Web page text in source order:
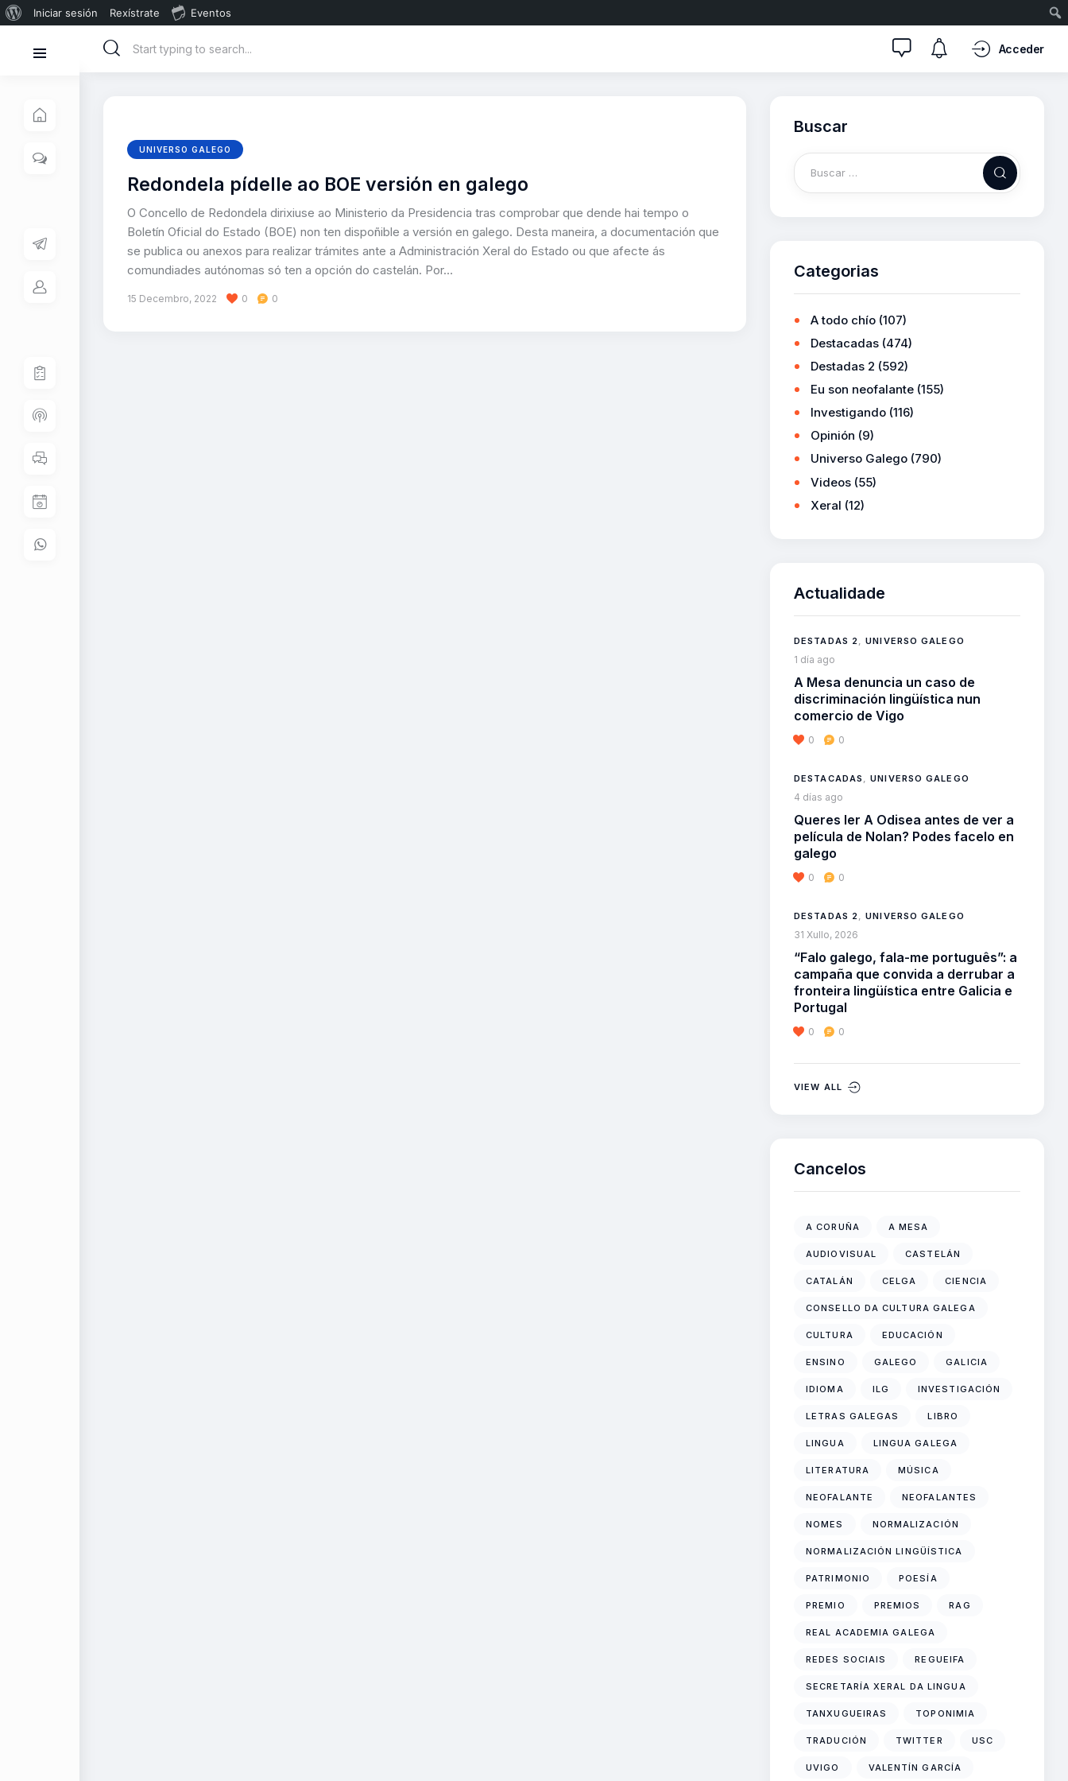
Iniciar sesión Rexístrate Eventos
Acceder
UNIVERSO GALEGO
Redondela pídelle ao BOE versión en galego
O Concello de Redondela dirixiuse ao Ministerio da Presidencia tras comprobar que dende hai tempo o
Boletín Oficial do Estado (BOE) non ten dispoñible a versión en galego. Desta maneira, a documentación que
se publica ou anexos para realizar trámites ante a Administración Xeral do Estado ou que afecte ás
comundiades autónomas só ten a opción do castelán. Por…
15 Decembro, 2022 0 0
Buscar
Categorias
A todo chío (107)
Destacadas (474)
Destadas 2 (592)
Eu son neofalante (155)
Investigando (116)
Opinión (9)
Universo Galego (790)
Videos (55)
Xeral (12)
Actualidade
DESTADAS 2 ,UNIVERSO GALEGO
1 día ago
A Mesa denuncia un caso de
discriminación lingüística nun
comercio de Vigo
0 0
DESTACADAS ,UNIVERSO GALEGO
4 días ago
Queres ler A Odisea antes de ver a
película de Nolan? Podes facelo en
galego
0 0
DESTADAS 2 ,UNIVERSO GALEGO
31 Xullo, 2026
“Falo galego, fala-me português”: a
campaña que convida a derrubar a
fronteira lingüística entre Galicia e
Portugal
0 0
VIEW ALL
Cancelos
A CORUÑA A MESA
AUDIOVISUAL CASTELÁN
CATALÁN CELGA CIENCIA
CONSELLO DA CULTURA GALEGA
CULTURA EDUCACIÓN
ENSINO GALEGO GALICIA
IDIOMA ILG INVESTIGACIÓN
LETRAS GALEGAS LIBRO
LINGUA LINGUA GALEGA
LITERATURA MÚSICA
NEOFALANTE NEOFALANTES
NOMES NORMALIZACIÓN
NORMALIZACIÓN LINGÜÍSTICA
PATRIMONIO POESÍA
PREMIO PREMIOS RAG
REAL ACADEMIA GALEGA
REDES SOCIAIS REGUEIFA
SECRETARÍA XERAL DA LINGUA
TANXUGUEIRAS TOPONIMIA
TRADUCIÓN TWITTER USC
UVIGO VALENTÍN GARCÍA